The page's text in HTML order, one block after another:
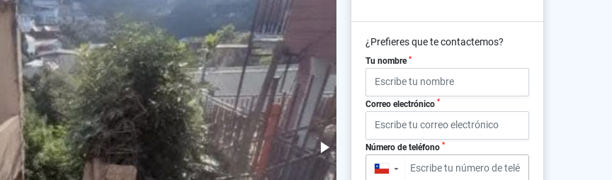
¿Prefieres que te contactemos?
Tu nombre *
Correo electrónico *
Número de teléfono *
▼